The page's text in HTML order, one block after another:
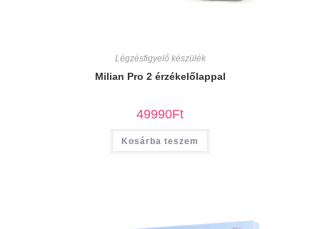
Légzésfigyelő készülék
Milian Pro 2 érzékelőlappal
49990Ft
Kosárba teszem